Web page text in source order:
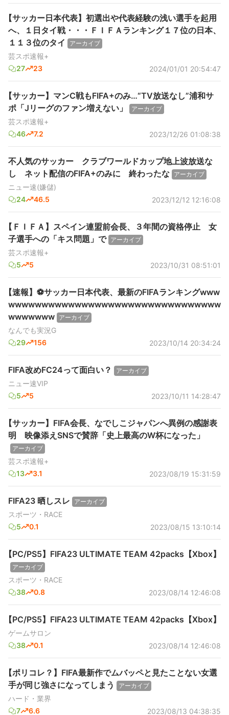
【サッカー日本代表】初選出や代表経験の浅い選手を起用
へ、１日タイ戦・・・ＦＩＦＡランキング１７位の日本、
１１３位のタイ
アーカイブ
芸スポ速報+
27
23 2024/01/01 20:54:47
【サッカー】マンC戦もFIFA+のみ…“TV放送なし”浦和サ
ポ「Jリーグのファン増えない」
アーカイブ
芸スポ速報+
46
7.2 2023/12/26 01:08:38
不人気のサッカー クラブワールドカップ地上波放送な
し ネット配信のFIFA+のみに 終わったな アーカイブ
ニュー速(嫌儲)
24
46.5 2023/12/12 12:16:08
【ＦＩＦＡ】スペイン連盟前会長、３年間の資格停止 女
子選手への「キス問題」で アーカイブ
芸スポ速報+
5
5 2023/10/31 08:51:01
【速報】⚽️サッカー日本代表、最新のFIFAランキングwww
wwwwwwwwwwwwwwwwwwwwwwwwwwwwwwww
wwwwwww アーカイブ
なんでも実況G
29
156 2023/10/14 20:34:24
FIFA改めFC24って面白い？ アーカイブ
ニュー速VIP
5
5 2023/10/11 14:28:47
【サッカー】FIFA会長、なでしこジャパンへ異例の感謝表
明 映像添えSNSで賛辞「史上最高のW杯になった」
アーカイブ
芸スポ速報+
13
3.1 2023/08/19 15:31:59
FIFA23 晒しスレ アーカイブ
スポーツ・RACE
5
0.1 2023/08/15 13:10:14
【PC/PS5】FIFA23 ULTIMATE TEAM 42packs【Xbox】
アーカイブ
スポーツ・RACE
38
0.8 2023/08/14 12:46:08
【PC/PS5】FIFA23 ULTIMATE TEAM 42packs【Xbox】
ゲームサロン
38
0.1 2023/08/14 12:46:08
【ポリコレ？】FIFA最新作でムバッペと見たことない女選
手が同じ強さになってしまう
アーカイブ
ハード・業界
7
6.6 2023/08/13 04:38:35